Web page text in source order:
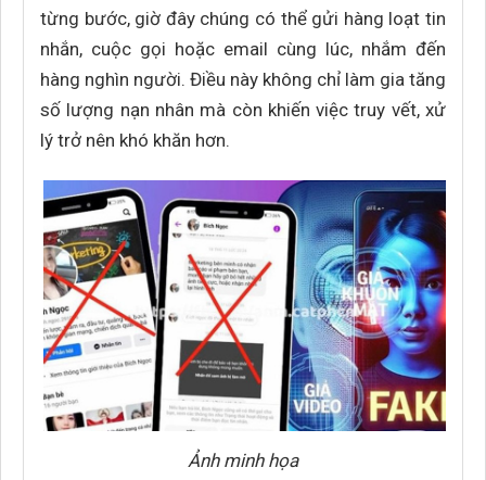
từng bước, giờ đây chúng có thể gửi hàng loạt tin
nhắn, cuộc gọi hoặc email cùng lúc, nhắm đến
hàng nghìn người. Điều này không chỉ làm gia tăng
số lượng nạn nhân mà còn khiến việc truy vết, xử
lý trở nên khó khăn hơn.
Ảnh minh họa